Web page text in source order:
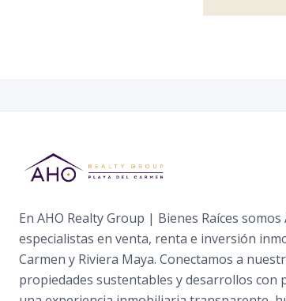
En AHO Realty Group | Bienes Raíces
especialistas en venta, renta e inversión
Carmen y Riviera Maya. Conectamos a
propiedades sustentables y desarrollos con